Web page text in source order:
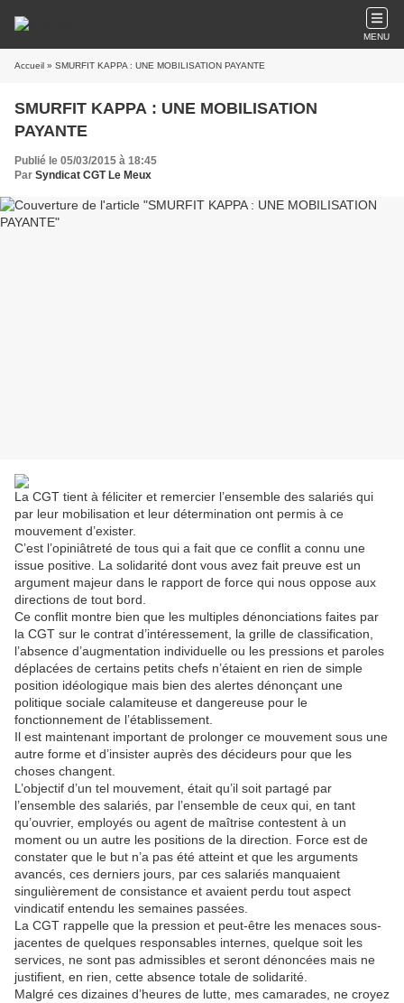
MENU
Accueil » SMURFIT KAPPA : UNE MOBILISATION PAYANTE
SMURFIT KAPPA : UNE MOBILISATION
PAYANTE
Publié le 05/03/2015 à 18:45
Par Syndicat CGT Le Meux
La CGT tient à féliciter et remercier l’ensemble des salariés qui
par leur mobilisation et leur détermination ont permis à ce
mouvement d’exister.
C’est l’opiniâtreté de tous qui a fait que ce conflit a connu une
issue positive. La solidarité dont vous avez fait preuve est un
argument majeur dans le rapport de force qui nous oppose aux
directions de tout bord.
Ce conflit montre bien que les multiples dénonciations faites par
la CGT sur le contrat d’intéressement, la grille de classification,
l’absence d’augmentation individuelle ou les pressions et paroles
déplacées de certains petits chefs n’étaient en rien de simple
position idéologique mais bien des alertes dénonçant une
politique sociale calamiteuse et dangereuse pour le
fonctionnement de l’établissement.
Il est maintenant important de prolonger ce mouvement sous une
autre forme et d’insister auprès des décideurs pour que les
choses changent.
L’objectif d’un tel mouvement, était qu’il soit partagé par
l’ensemble des salariés, par l’ensemble de ceux qui, en tant
qu’ouvrier, employés ou agent de maîtrise contestent à un
moment ou un autre les positions de la direction. Force est de
constater que le but n’a pas été atteint et que les arguments
avancés, ces derniers jours, par ces salariés manquaient
singulièrement de consistance et avaient perdu tout aspect
vindicatif entendu les semaines passées.
La CGT rappelle que la pression et peut-être les menaces sous-
jacentes de quelques responsables internes, quelque soit les
services, ne sont pas admissibles et seront dénoncées mais ne
justifient, en rien, cette absence totale de solidarité.
Malgré ces dizaines d’heures de lutte, mes camarades, ne croyez